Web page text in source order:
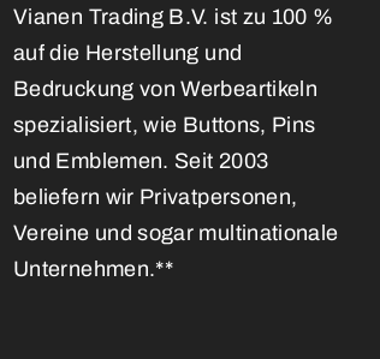
Vianen Trading B.V. ist zu 100 %
auf die Herstellung und
Bedruckung von Werbeartikeln
spezialisiert, wie Buttons, Pins
und Emblemen. Seit 2003
beliefern wir Privatpersonen,
Vereine und sogar multinationale
Unternehmen.**